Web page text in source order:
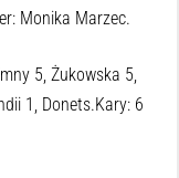
Monika Marzec.
5, Żukowska 5,
1, Donets.Kary: 6